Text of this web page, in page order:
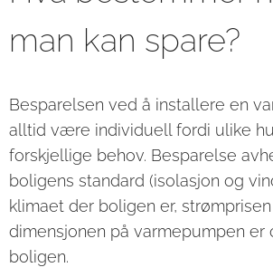
man kan spare?
Besparelsen ved å installere en
alltid være individuell fordi ulike
forskjellige behov. Besparelse
boligens standard (isolasjon og
klimaet der boligen er,
dimensjonen på varmepumpen er
boligen.